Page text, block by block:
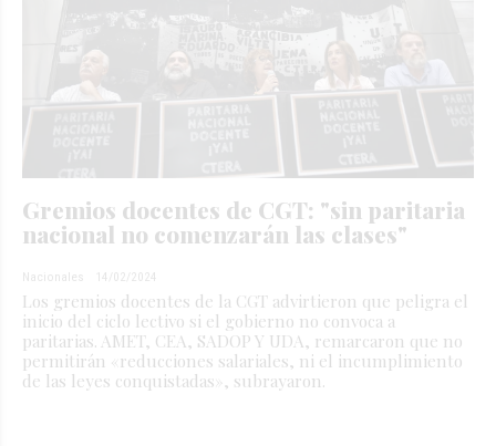
Gremios docentes de CGT: "sin paritaria
nacional no comenzarán las clases"
Nacionales 14/02/2024
Los gremios docentes de la CGT advirtieron que peligra el
inicio del ciclo lectivo si el gobierno no convoca a
paritarias. AMET, CEA, SADOP Y UDA, remarcaron que no
permitirán «reducciones salariales, ni el incumplimiento
de las leyes conquistadas», subrayaron.